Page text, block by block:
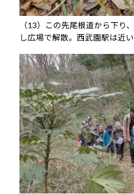
（13）この先尾根道から下り
し広場で解散。西武園駅は近い